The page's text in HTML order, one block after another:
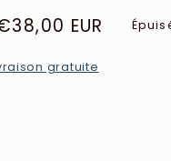
EUR
gratuite